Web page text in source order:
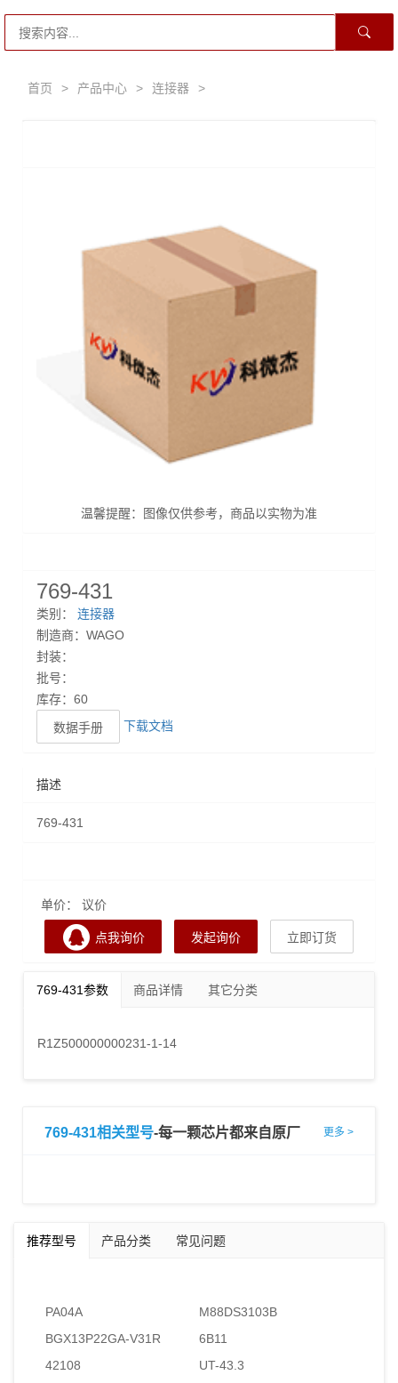
首页 > 产品中心 > 连接器 >
温馨提醒：图像仅供参考，商品以实物为准
769-431
类别： 连接器
制造商：WAGO
封装：
批号：
库存：60
数据手册
下载文档
描述
769-431
单价： 议价
点我询价 发起询价 立即订货
769-431参数 商品详情 其它分类
R1Z500000000231-1-14
769-431相关型号-每一颗芯片都来自原厂 更多 >
推荐型号 产品分类 常见问题
PA04A
M88DS3103B
BGX13P22GA-V31R
6B11
42108
UT-43.3